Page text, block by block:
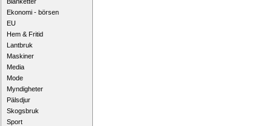
Ekonomi - börsen
EU
Hem & Fritid
Lantbruk
Maskiner
Media
Mode
Myndigheter
Pälsdjur
Skogsbruk
Sport